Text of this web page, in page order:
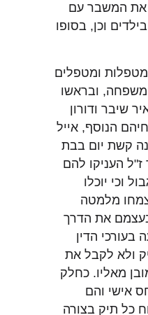
את המשבר עם
וכן, בסופו
ומטפלים
המשפחה, ובראשו
שיבר ודורון
הנוסף, אייל
קשת יום בבת
ז"ל העניקו להם
וכי יוכלו
מלמטה
את הדרך
הדין
ולא לקבל את
מאליו. כחלק
אישי והם
כל תיק בצורה